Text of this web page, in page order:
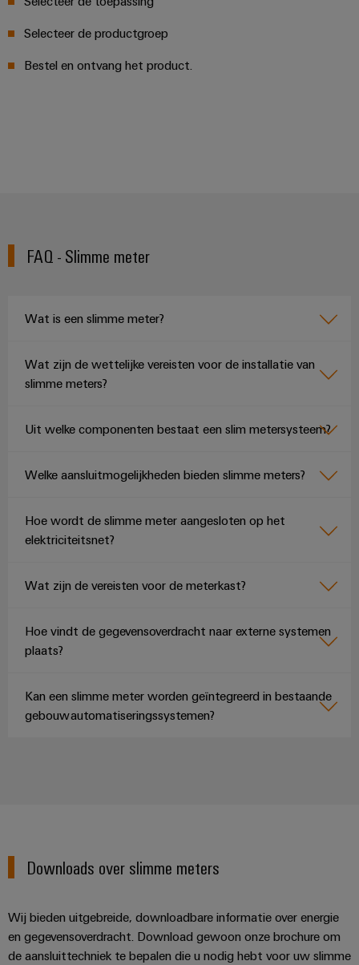
Selecteer de productgroep
Bestel en ontvang het product.
FAQ - Slimme meter
Wat is een slimme meter?
Wat zijn de wettelijke vereisten voor de installatie van
slimme meters?
Uit welke componenten bestaat een slim metersysteem?
Welke aansluitmogelijkheden bieden slimme meters?
Hoe wordt de slimme meter aangesloten op het
elektriciteitsnet?
Wat zijn de vereisten voor de meterkast?
Hoe vindt de gegevensoverdracht naar externe systemen
plaats?
Kan een slimme meter worden geïntegreerd in bestaande
gebouwautomatiseringssystemen?
Downloads over slimme meters
Wij bieden uitgebreide, downloadbare informatie over energie
en gegevensoverdracht. Download gewoon onze brochure om
de aansluittechniek te bepalen die u nodig hebt voor uw slimme